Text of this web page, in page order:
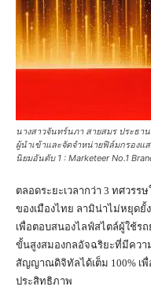
นางสาวจันทร์นภา สายสมร ประธา
ผู้นำเข้าและจัดจำหน่ายฟิล์มกรองแ
นิยมอันดับ 1 : Marketeer No.1
ตลอดระยะเวลากว่า 3 ทศวร
ของเมืองไทย ลามิน่าไม่หยุด
เพื่อตอบสนองไลฟ์สไตล์ผู้ใช้
ขั้นสูงสมองกลอัจฉริยะที่มีคว
สัญญาณดิจิทัลได้เต็ม 100% เ
ประสิทธิภาพ